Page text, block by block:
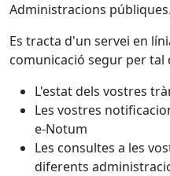
Administracions públiques.
Es tracta d'un servei en
comunicació segur per tal
L'estat dels vostres
Les vostres
e-Notum
Les consultes a les
diferents